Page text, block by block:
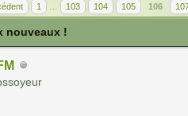
1 103 104 105 106
nouveaux !